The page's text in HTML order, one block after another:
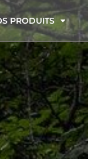
PRODUITS